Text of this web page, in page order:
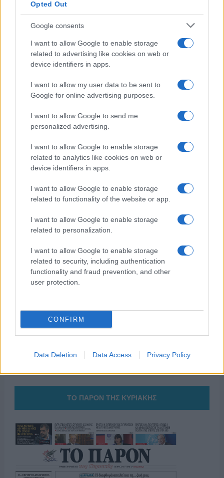
Opted Out
Google consents
I want to allow Google to enable storage
related to advertising like cookies on web or
device identifiers in apps.
I want to allow my user data to be sent to
Google for online advertising purposes.
I want to allow Google to send me
personalized advertising.
I want to allow Google to enable storage
related to analytics like cookies on web or
device identifiers in apps.
I want to allow Google to enable storage
related to functionality of the website or app.
I want to allow Google to enable storage
related to personalization.
I want to allow Google to enable storage
related to security, including authentication
functionality and fraud prevention, and other
user protection.
CONFIRM
Data Deletion Data Access Privacy Policy
της Ζωής μας
Οι άνθρωποι, οι αυθεντικές ιστορίες,
ΤΟ ΠΑΡΟΝ ΤΗΣ ΚΥΡΙΑΚΗΣ